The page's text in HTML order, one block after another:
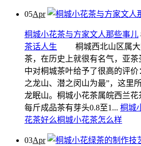
05Apr
桐城小花茶与方家文人那些事儿
茶话人生
桐城西北山区属大
茶，在历史上就很有名气，亚茶
中对桐城茶叶给予了很高的评
之龙山、潜之闵山为最”，这里
龙眠山。桐城小花茶属皖西兰花
每斤成品茶有芽头0.8至1... 桐城
花茶好么桐城小花茶怎么样
03Apr